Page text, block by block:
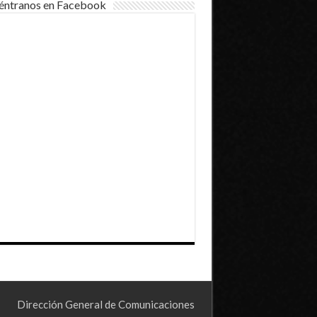
en Facebook
Dirección General de Comunicaciones